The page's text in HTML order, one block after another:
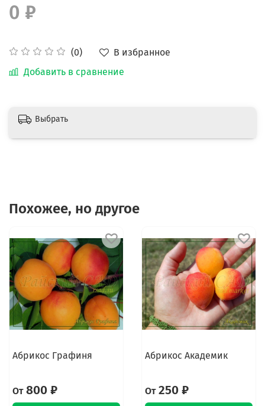
(0)
В избранное
Добавить в сравнение
0 ₽
Выбрать
Похожее, но другое
Абрикос Графиня
От800 ₽
Абрикос Академик
От250 ₽